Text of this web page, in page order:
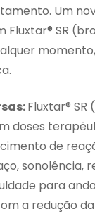
Um
SR
Fluxtar®
doses
de
sonolência,
para
a redução da